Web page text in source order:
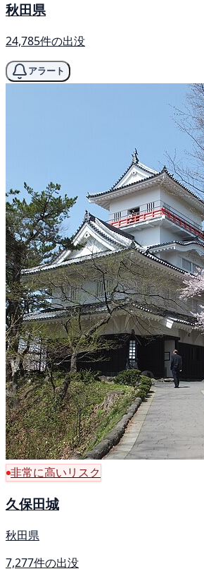
秋田県
24,785件の出没
アラート
非常に高いリスク
久保田城
秋田県
7,277件の出没